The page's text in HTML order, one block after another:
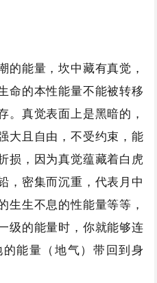
的能量，坎中藏有真觉，
命的本性能量不能被转移
。真觉表面上是黑暗的，
大且自由，不受约束，能
损，因为真觉蕴藏着白虎
，密集而沉重，代表月中
生生不息的性能量等等，
级的能量时，你就能够连
能量（地气）带回到身